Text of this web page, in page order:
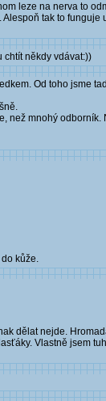
leze na nerva to
tak to
chtít někdy vdávat:))
Od toho jsme
než mnohý
kůže.
dělat nejde.
Vlastně jsem